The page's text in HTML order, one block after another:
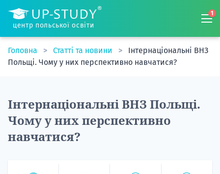
центр польської освіти
1
Головна Статті та новини
Інтернаціональні ВНЗ
Польщі. Чому у них перспективно навчатися?
Інтернаціональні ВНЗ Польщі.
Чому у них перспективно
навчатися?